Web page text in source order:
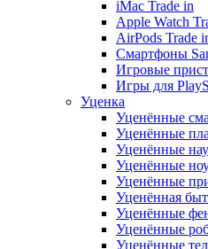
iMac Trade in
Apple Watch
AirPods Trade
Смартфоны
Игровые
Игры для
Уценка
Уценённые
Уценённые
Уценённые
Уценённые
Уценённые
Уценённая
Уценённые
Уценённые
Уценённые